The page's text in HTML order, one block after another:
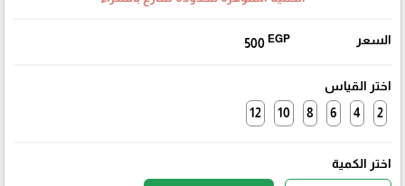
السعر 500 EGP
اختر القياس
2
4
6
8
10
12
اختر الكمية